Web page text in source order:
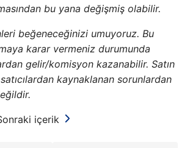
bu yana değişmiş olabilir.
beğeneceğinizi umuyoruz. Bu
karar vermeniz durumunda
gelir/komisyon kazanabilir. Satın
kaynaklanan sorunlardan
içerik